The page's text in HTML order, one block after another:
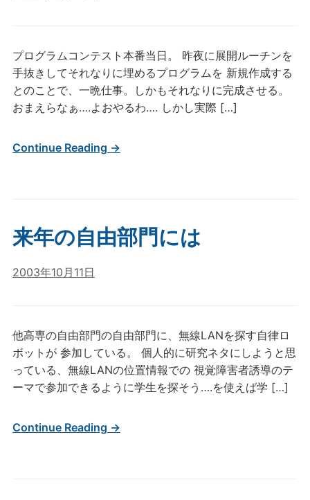
プログラムコンテスト本番当日。 昨夜に展開ルーチンを
手抜きしてそれなりに埋めるプログラムを 新規作成する
とのことで、一晩仕事。しかもそれなりに完成させる。
おまえらなぁ….よおやるわ…. しかし実際 […]
Continue Reading →
来年の自由部門には
2003年10月11日
他高専の自由部門の自由部門に、無線LANを探す自律ロ
ボットが 参加している。 個人的に研究ネタにしようと思
っている、無線LANの位置情報での 視覚障害者誘導のテ
ーマで参加できるように学生を探そう….を使えば学 […]
Continue Reading →